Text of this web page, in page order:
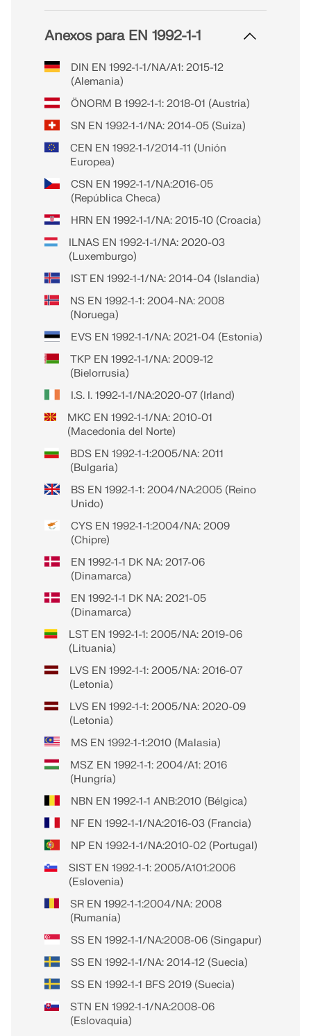
Anexos para EN 1992-1-1
DIN EN 1992-1-1/NA/A1: 2015-12
(Alemania)
ÖNORM B 1992-1-1: 2018-01 (Austria)
SN EN 1992-1-1/NA: 2014-05 (Suiza)
CEN EN 1992-1-1/2014-11 (Unión
Europea)
CSN EN 1992-1-1/NA:2016-05
(República Checa)
HRN EN 1992-1-1/NA: 2015-10 (Croacia)
ILNAS EN 1992-1-1/NA: 2020-03
(Luxemburgo)
IST EN 1992-1-1/NA: 2014-04 (Islandia)
NS EN 1992-1-1: 2004-NA: 2008
(Noruega)
EVS EN 1992-1-1/NA: 2021-04 (Estonia)
TKP EN 1992-1-1/NA: 2009-12
(Bielorrusia)
I.S. I. 1992-1-1/NA:2020-07 (Irland)
MKC EN 1992-1-1/NA: 2010-01
(Macedonia del Norte)
BDS EN 1992-1-1:2005/NA: 2011
(Bulgaria)
BS EN 1992-1-1: 2004/NA:2005 (Reino
Unido)
CYS EN 1992-1-1:2004/NA: 2009
(Chipre)
EN 1992-1-1 DK NA: 2017-06
(Dinamarca)
EN 1992-1-1 DK NA: 2021-05
(Dinamarca)
LST EN 1992-1-1: 2005/NA: 2019-06
(Lituania)
LVS EN 1992-1-1: 2005/NA: 2016-07
(Letonia)
LVS EN 1992-1-1: 2005/NA: 2020-09
(Letonia)
MS EN 1992-1-1:2010 (Malasia)
MSZ EN 1992-1-1: 2004/A1: 2016
(Hungría)
NBN EN 1992-1-1 ANB:2010 (Bélgica)
NF EN 1992-1-1/NA:2016-03 (Francia)
NP EN 1992-1-1/NA:2010-02 (Portugal)
SIST EN 1992-1-1: 2005/A101:2006
(Eslovenia)
SR EN 1992-1-1:2004/NA: 2008
(Rumanía)
SS EN 1992-1-1/NA:2008-06 (Singapur)
SS EN 1992-1-1/NA: 2014-12 (Suecia)
SS EN 1992-1-1 BFS 2019 (Suecia)
STN EN 1992-1-1/NA:2008-06
(Eslovaquia)